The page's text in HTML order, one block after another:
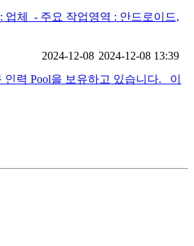
체 ​ - 주요 작업영역 : 안드로이드,
2024-12-08 2024-12-08 13:39
력 Pool을 보유하고 있습니다. 이